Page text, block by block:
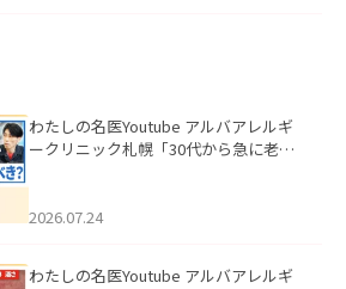
わたしの名医Youtube アルバアレルギ
ークリニック札幌「30代から急に老け
た。
2026.07.24
わたしの名医Youtube アルバアレルギ